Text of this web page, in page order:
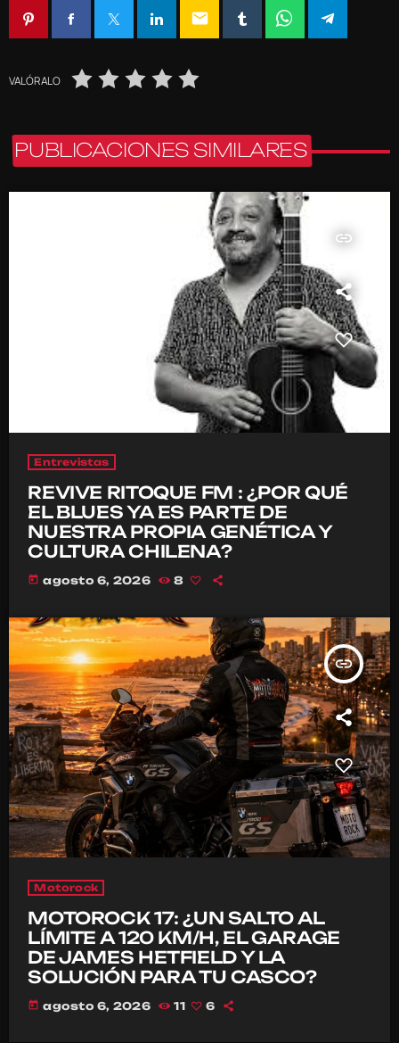
email
VALÓRALO
PUBLICACIONES SIMILARES
insert_link
Entrevistas
REVIVE RITOQUE FM : ¿POR QUÉ
EL BLUES YA ES PARTE DE
NUESTRA PROPIA GENÉTICA Y
CULTURA CHILENA?
today agosto 6, 2026 8
insert_link
Motorock
MOTOROCK 17: ¿UN SALTO AL
LÍMITE A 120 KM/H, EL GARAGE
DE JAMES HETFIELD Y LA
SOLUCIÓN PARA TU CASCO?
today agosto 6, 2026 11 6